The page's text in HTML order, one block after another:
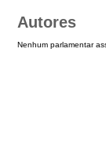
Autores
Nenhum parlamentar